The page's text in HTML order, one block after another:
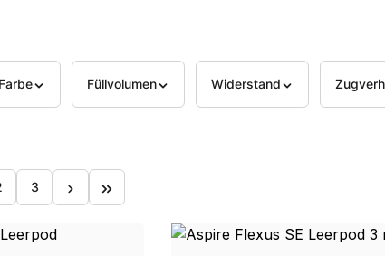
Farbe Füllvolumen Widerstand
Seite
3